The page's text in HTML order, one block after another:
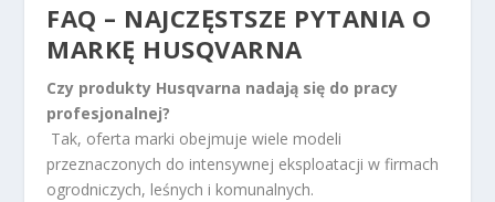
FAQ – NAJCZĘSTSZE PYTANIA O
MARKĘ HUSQVARNA
Czy produkty Husqvarna nadają się do pracy
profesjonalnej?
Tak, oferta marki obejmuje wiele modeli
przeznaczonych do intensywnej eksploatacji w firmach
ogrodniczych, leśnych i komunalnych.